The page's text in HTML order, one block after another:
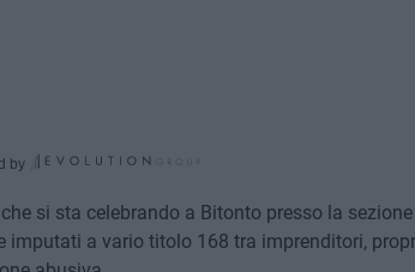
by
si sta celebrando a Bitonto presso la sezione
imputati a vario titolo 168 tra imprenditori,